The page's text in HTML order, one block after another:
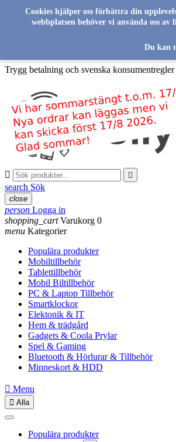
Skip to main content
Svenskt familjeföretag sedan 2016
Trygg betalning och svenska konsumentregler
 
search Sök
close
person Logga in
shopping_cart Varukorg 0
menu Kategorier
Populära produkter
Mobiltillbehör
Tablettillbehör
Mobil Biltillbehör
PC & Laptop Tillbehör
Smartklockor
Elektonik & IT
Hem & trädgård
Gadgets & Coola Prylar
Spel & Gaming
Bluetooth & Hörlurar & Tillbehör
Minneskort & HDD
 Menu
 Alla
Populära produkter
Cookies hjälper oss förbättra din
webbplatsen behöver vi använda oss
Du kan